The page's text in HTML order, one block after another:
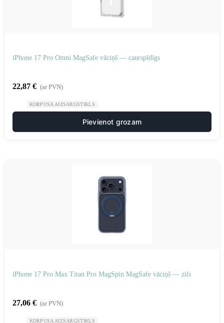
iPhone 17 Pro Omni MagSafe vāciņš — caurspīdīgs
22,87 € (ar PVN)
KORPUSA AIZSARGSTIKLS
Pievienot grozam
iPhone 17 Pro Max Titan Pro MagSpin MagSafe vāciņš — zils
27,06 € (ar PVN)
KORPUSA AIZSARGSTIKLS